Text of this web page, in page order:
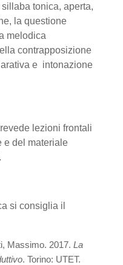
tonica, aperta,
la questione
melodica
contrapposizione
e intonazione
lezioni frontali
e del materiale
si consiglia il
Massimo. 2017. La
. Torino: UTET.